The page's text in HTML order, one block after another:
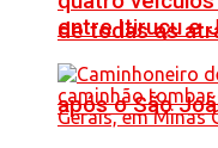
de todas as
após o São
entre Itiruçu e